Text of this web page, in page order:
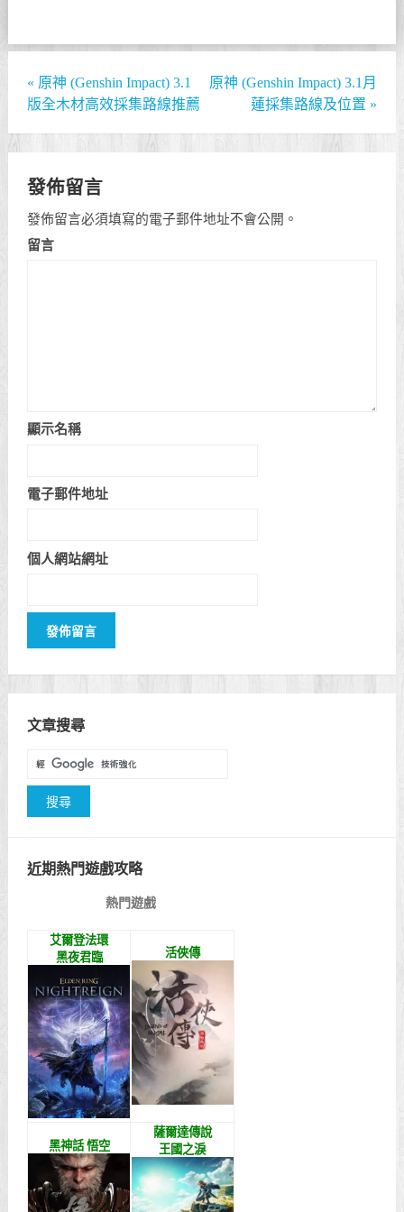
« 原神 (Genshin Impact) 3.1
版全木材高效採集路線推薦
原神 (Genshin Impact) 3.1月
蓮採集路線及位置 »
發佈留言
發佈留言必須填寫的電子郵件地址不會公開。
留言
顯示名稱
電子郵件地址
個人網站網址
文章搜尋
近期熱門遊戲攻略
熱門遊戲
艾爾登法環
黑夜君臨
活俠傳
黑神話 悟空
薩爾達傳說
王國之淚